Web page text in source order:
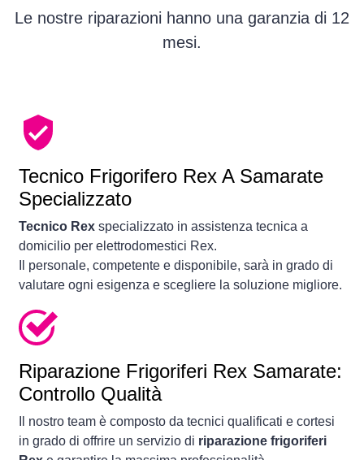
Le nostre riparazioni hanno una garanzia di 12
mesi.
Tecnico Frigorifero Rex A Samarate
Specializzato
Tecnico Rex specializzato in assistenza tecnica a
domicilio per elettrodomestici Rex.
Il personale, competente e disponibile, sarà in grado di
valutare ogni esigenza e scegliere la soluzione migliore.
Riparazione Frigoriferi Rex Samarate:
Controllo Qualità
Il nostro team è composto da tecnici qualificati e cortesi
in grado di offrire un servizio di riparazione frigoriferi